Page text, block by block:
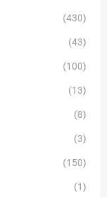
(430)
(43)
(100)
(13)
(8)
(3)
(150)
(1)